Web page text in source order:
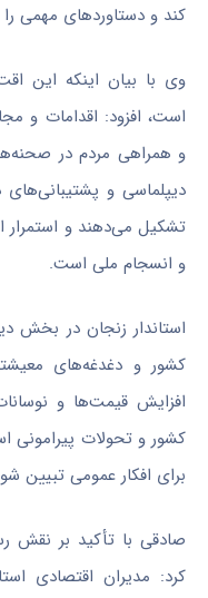
کند و دستاوردهای مهمی
است، افزود: اقدامات و
و همراهی مردم در
دیپلماسی و
تشکیل می‌دهند و
و انسجام ملی است.
استاندار زنجان در بخش
کشور و دغدغه‌های
افزایش قیمت‌ها و
کشور و تحولات
برای افکار عمومی تبیین
صادقی با تأکید بر نقش
کرد: مدیران اقتصادی